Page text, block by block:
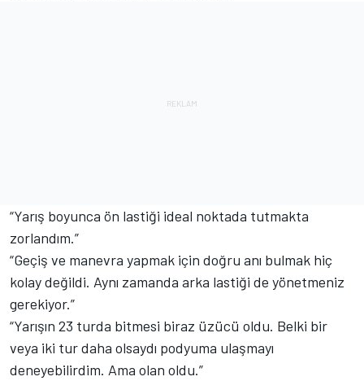
“Yarış boyunca ön lastiği ideal noktada tutmakta
zorlandım.”
“Geçiş ve manevra yapmak için doğru anı bulmak hiç
kolay değildi. Aynı zamanda arka lastiği de yönetmeniz
gerekiyor.”
“Yarışın 23 turda bitmesi biraz üzücü oldu. Belki bir
veya iki tur daha olsaydı podyuma ulaşmayı
deneyebilirdim. Ama olan oldu.”